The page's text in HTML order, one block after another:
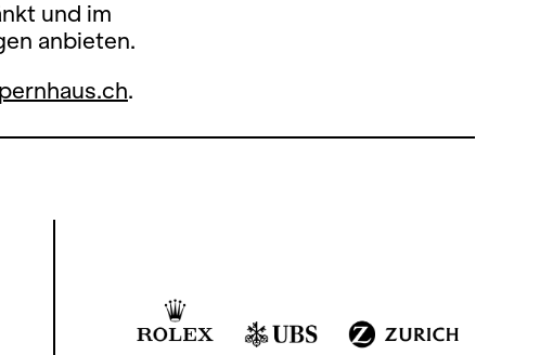
und im
anbieten.
.